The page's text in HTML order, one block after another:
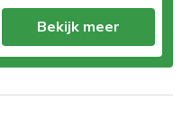
Bekijk meer